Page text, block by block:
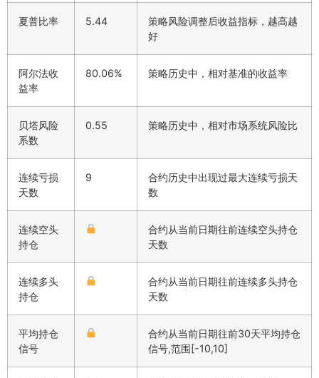
夏普比率 5.44
策略风险调整后收益指标，越高越
好
阿尔法收
益率
80.06% 策略历史中，相对基准的收益率
贝塔风险
系数
0.55 策略历史中，相对市场系统风险比
连续亏损
天数
9
合约历史中出现过最大连续亏损天
数
连续空头
持仓
合约从当前日期往前连续空头持仓
天数
连续多头
持仓
合约从当前日期往前连续多头持仓
天数
平均持仓
信号
合约从当前日期往前30天平均持仓
信号,范围[-10,10]